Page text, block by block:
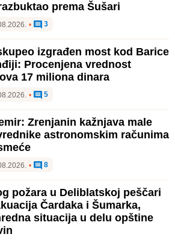
prema Šušari
• 3
izgrađen most kod Barice
Procenjena vrednost
17 miliona dinara
• 5
Zrenjanin kažnjava male
astronomskim računima
• 8
požara u Deliblatskoj peščari
Čardaka i Šumarka,
situacija u delu opštine